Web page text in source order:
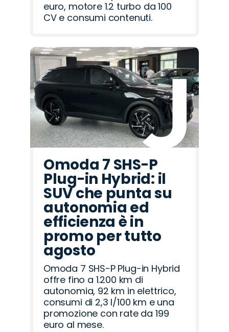
euro, motore 1.2 turbo da 100
CV e consumi contenuti.
Omoda 7 SHS-P
Plug-in Hybrid: il
SUV che punta su
autonomia ed
efficienza è in
promo per tutto
agosto
Omoda 7 SHS-P Plug-in Hybrid
offre fino a 1.200 km di
autonomia, 92 km in elettrico,
consumi di 2,3 l/100 km e una
promozione con rate da 199
euro al mese.